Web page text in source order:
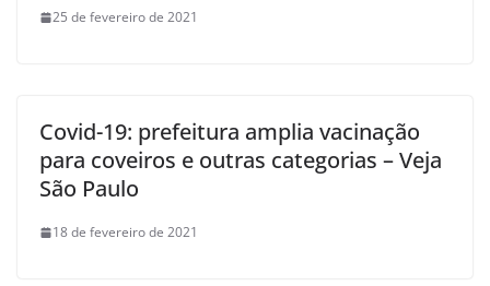
25 de fevereiro de 2021
Covid-19: prefeitura amplia vacinação
para coveiros e outras categorias – Veja
São Paulo
18 de fevereiro de 2021